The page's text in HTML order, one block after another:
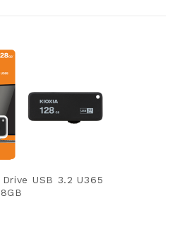
USB 3.2 U365